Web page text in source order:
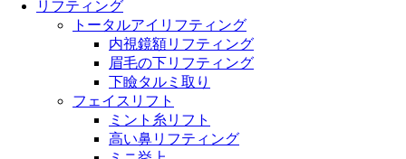
リフティング
トータルアイリフティング
内視鏡額リフティング
眉毛の下リフティング
下瞼タルミ取り
フェイスリフト
ミント糸リフト
高い鼻リフティング